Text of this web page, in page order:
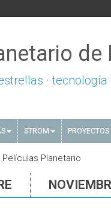
de
estrellas · tecnología
STROM
Planetario